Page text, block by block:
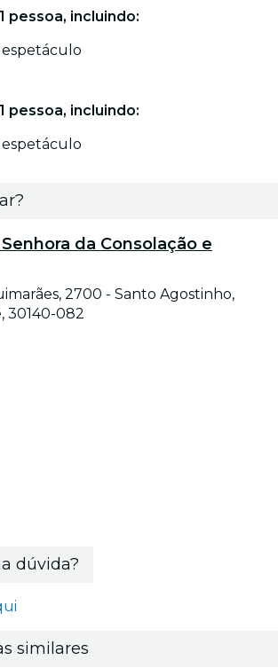
pessoa, incluindo:
espetáculo
pessoa, incluindo:
espetáculo
da Consolação e
2700 - Santo Agostinho,
30140-082
dúvida?
similares